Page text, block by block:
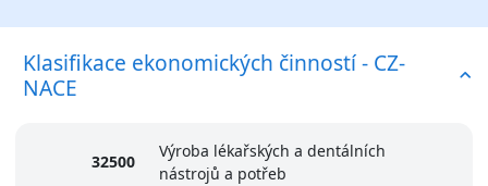
Klasifikace ekonomických činností - CZ-
NACE
32500
Výroba lékařských a dentálních
nástrojů a potřeb